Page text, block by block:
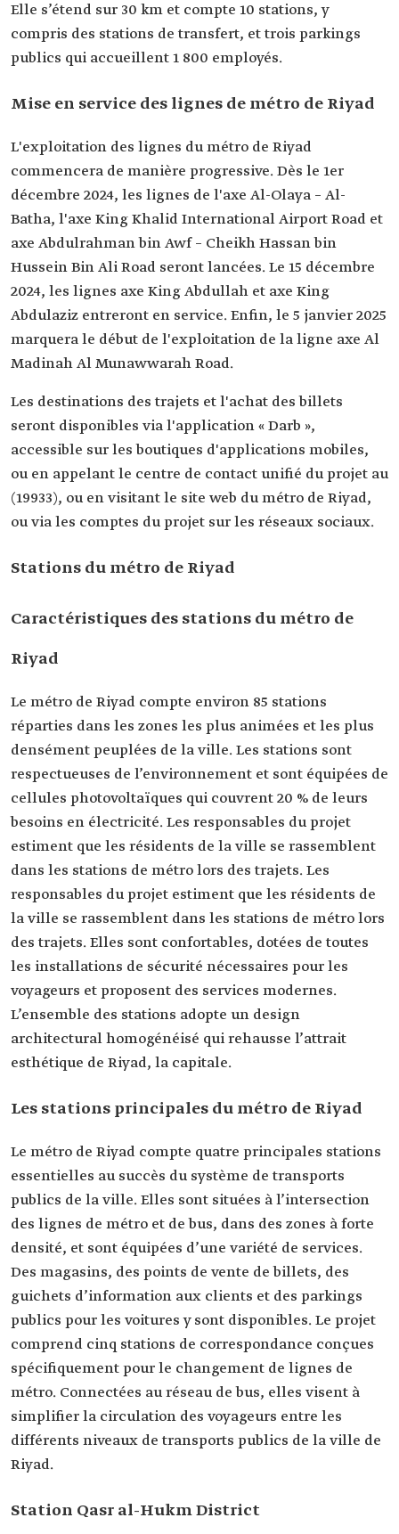
Elle s’étend sur 30 km et compte 10 stations, y
compris des stations de transfert, et trois parkings
publics qui accueillent 1 800 employés.
Mise en service des lignes de métro de Riyad
L'exploitation des lignes du métro de Riyad
commencera de manière progressive. Dès le 1er
décembre 2024, les lignes de l'axe Al-Olaya – Al-
Batha, l'axe King Khalid International Airport Road et
axe Abdulrahman bin Awf – Cheikh Hassan bin
Hussein Bin Ali Road seront lancées. Le 15 décembre
2024, les lignes axe King Abdullah et axe King
Abdulaziz entreront en service. Enfin, le 5 janvier 2025
marquera le début de l'exploitation de la ligne axe Al
Madinah Al Munawwarah Road.
Les destinations des trajets et l'achat des billets
seront disponibles via l'application « Darb »,
accessible sur les boutiques d'applications mobiles,
ou en appelant le centre de contact unifié du projet au
(19933), ou en visitant le site web du métro de Riyad,
ou via les comptes du projet sur les réseaux sociaux.
Stations du métro de Riyad
Caractéristiques des stations du métro de
Riyad
Le métro de Riyad compte environ 85 stations
réparties dans les zones les plus animées et les plus
densément peuplées de la ville. Les stations sont
respectueuses de l’environnement et sont équipées de
cellules photovoltaïques qui couvrent 20 % de leurs
besoins en électricité. Les responsables du projet
estiment que les résidents de la ville se rassemblent
dans les stations de métro lors des trajets. Les
responsables du projet estiment que les résidents de
la ville se rassemblent dans les stations de métro lors
des trajets. Elles sont confortables, dotées de toutes
les installations de sécurité nécessaires pour les
voyageurs et proposent des services modernes.
L’ensemble des stations adopte un design
architectural homogénéisé qui rehausse l’attrait
esthétique de Riyad, la capitale.
Les stations principales du métro de Riyad
Le métro de Riyad compte quatre principales stations
essentielles au succès du système de transports
publics de la ville. Elles sont situées à l’intersection
des lignes de métro et de bus, dans des zones à forte
densité, et sont équipées d’une variété de services.
Des magasins, des points de vente de billets, des
guichets d’information aux clients et des parkings
publics pour les voitures y sont disponibles. Le projet
comprend cinq stations de correspondance conçues
spécifiquement pour le changement de lignes de
métro. Connectées au réseau de bus, elles visent à
simplifier la circulation des voyageurs entre les
différents niveaux de transports publics de la ville de
Riyad.
Station Qasr al-Hukm District